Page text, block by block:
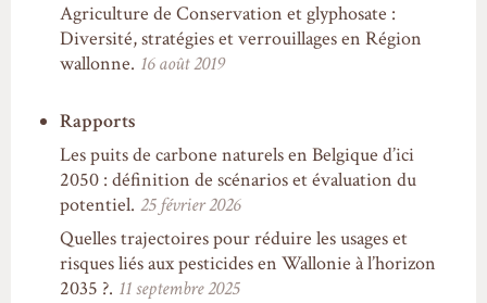
Agriculture de Conservation et glyphosate :
Diversité, stratégies et verrouillages en Région
wallonne. 16 août 2019
Rapports
Les puits de carbone naturels en Belgique d’ici
2050 : définition de scénarios et évaluation du
potentiel. 25 février 2026
Quelles trajectoires pour réduire les usages et
risques liés aux pesticides en Wallonie à l’horizon
2035 ?. 11 septembre 2025